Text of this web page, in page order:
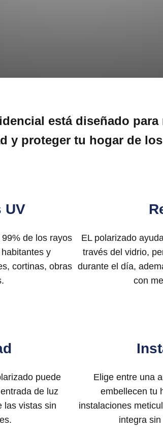
está diseñado
y proteger tu hogar de
UV
de los rayos
y
cortinas, obras
EL polarizado
través del vidrio,
durante el día,
con
puede
de luz
las vistas sin
Elige entre una
embellecen tu
instalaciones
integra